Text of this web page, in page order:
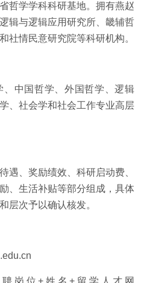
哲学学科科研基地。拥有燕赵
辑与逻辑应用研究所、畿辅哲
社情民意研究院等科研机构。
中国哲学、外国哲学、逻辑
、社会学和社会工作专业高层
遇、奖励绩效、科研启动费、
、生活补贴等部分组成，具体
层次予以确认核发。
岗位+姓名+留学人才网